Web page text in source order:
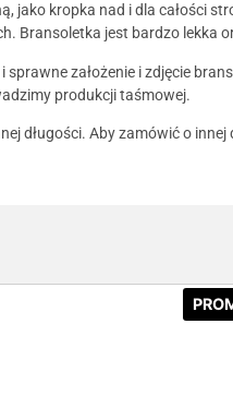
jako kropka nad i dla całości
Bransoletka jest bardzo lekka
założenie i zdjęcie
produkcji taśmowej.
długości. Aby zamówić o